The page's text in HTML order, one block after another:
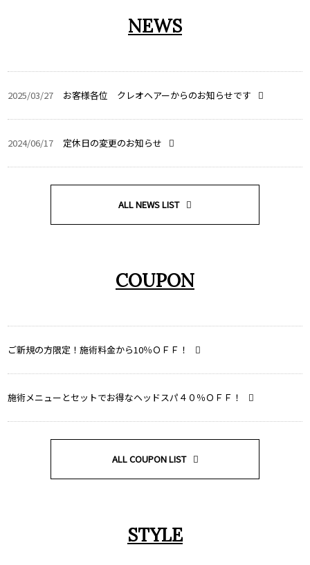
NEWS
2025/03/27 お客様各位 クレオヘアーからのお知らせです
2024/06/17 定休日の変更のお知らせ
ALL NEWS LIST
COUPON
ご新規の方限定！施術料金から10％ＯＦＦ！
施術メニューとセットでお得なヘッドスパ４０％ＯＦＦ！
ALL COUPON LIST
STYLE